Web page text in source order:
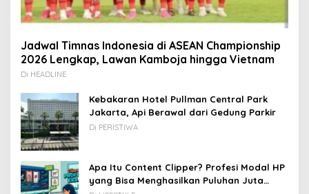
Jadwal Timnas Indonesia di ASEAN Championship
2026 Lengkap, Lawan Kamboja hingga Vietnam
Di HEADLINE
Kebakaran Hotel Pullman Central Park
Jakarta, Api Berawal dari Gedung Parkir
Di PERISTIWA
Apa Itu Content Clipper? Profesi Modal HP
yang Bisa Menghasilkan Puluhan Juta